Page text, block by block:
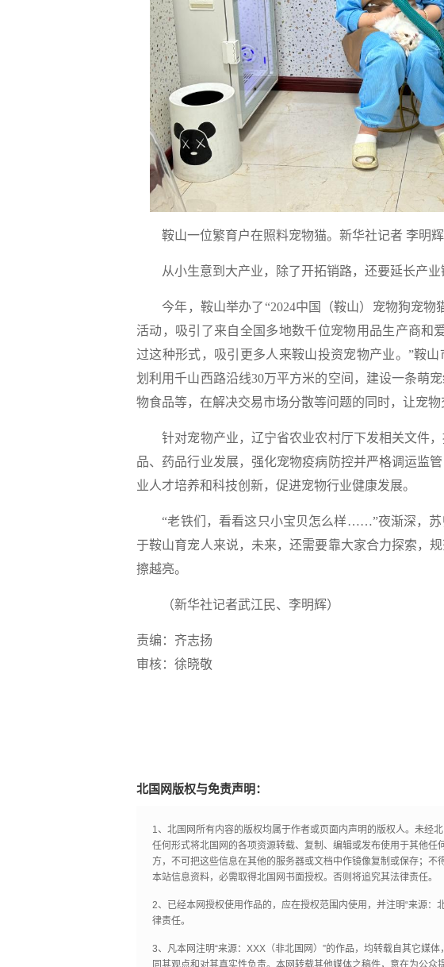
鞍山一位繁育户在照料宠物猫。新华社记者 李明
从小生意到大产业，除了开拓销路，还要延长产业
今年，鞍山举办了“2024中国（鞍山）宠物狗宠物
活动，吸引了来自全国多地数千位宠物用品生产商和
过这种形式，吸引更多人来鞍山投资宠物产业。”鞍
划利用千山西路沿线30万平方米的空间，建设一条萌
物食品等，在解决交易市场分散等问题的同时，让宠物
针对宠物产业，辽宁省农业农村厅下发相关文件，
品、药品行业发展，强化宠物疫病防控并严格调运监
业人才培养和科技创新，促进宠物行业健康发展。
“老铁们，看看这只小宝贝怎么样……”夜渐深，苏
于鞍山育宠人来说，未来，还需要靠大家合力探索，
擦越亮。
（新华社记者武江民、李明辉）
责编：齐志扬
审核：徐晓敬
北国网版权与免责声明：
1、北国网所有内容的版权均属于作者或页面内声明的版权人。未经
任何形式将北国网的各项资源转载、复制、编辑或发布使用于其他
方，不可把这些信息在其他的服务器或文档中作镜像复制或保存；
本站信息资料，必需取得北国网书面授权。否则将追究其法律责任。
2、已经本网授权使用作品的，应在授权范围内使用，并注明“来源：
律责任。
3、凡本网注明“来源：XXX（非北国网）”的作品，均转载自其它媒
同其观点和对其真实性负责。本网转载其他媒体之稿件，意在为公